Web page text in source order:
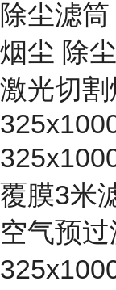
除尘滤
烟尘 除
激光切
覆膜3米
空气预